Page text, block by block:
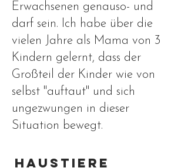
Erwachsenen genauso- und
darf sein. Ich habe über die
vielen Jahre als Mama von 3
Kindern gelernt, dass der
Großteil der Kinder wie von
selbst "auftaut" und sich
ungezwungen in dieser
Situation bewegt.
Haustiere